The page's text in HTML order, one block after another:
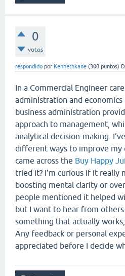
0
votos
respondido por Kennethkane (300 puntos)
In a Commercial Engineer
administration and
business administration
approach to management,
analytical decision-making.
different ways to improve my
came across the Buy Happy
tried it? I’m curious if it really
boosting mental clarity or
people mentioned it helped
but I want to hear from others
something that actually
Any feedback or personal
appreciated before I decide